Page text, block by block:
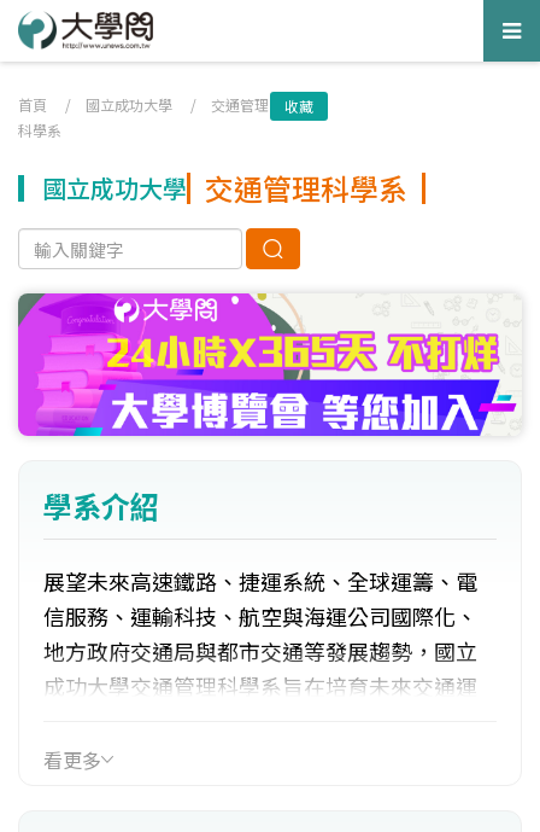
首頁 / 國立成功大學 / 交通管理
科學系
收藏
國立成功大學 交通管理科學系
學系介紹
展望未來高速鐵路、捷運系統、全球運籌、電
信服務、運輸科技、航空與海運公司國際化、
地方政府交通局與都市交通等發展趨勢，國立
成功大學交通管理科學系旨在培育未來交通運
才。鼓勵學生參加企業與政府部門或專業組織
看更多